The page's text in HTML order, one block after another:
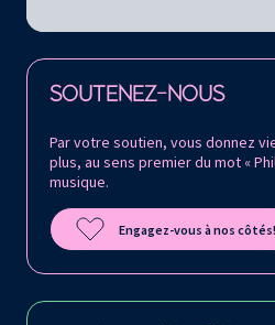
SOUTENEZ-NOUS
Par votre soutien, vous donnez
plus, au sens premier du mot «
musique.
Engagez-vous à nos côtés!
Retrouvez la Philharmonie de Paris sur